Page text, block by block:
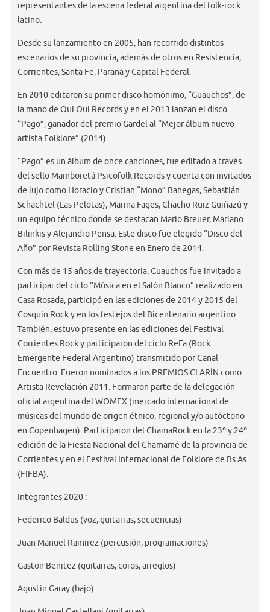
representantes de la escena federal argentina del folk-rock
latino.
Desde su lanzamiento en 2005, han recorrido distintos
escenarios de su provincia, además de otros en Resistencia,
Corrientes, Santa Fe, Paraná y Capital Federal.
En 2010 editaron su primer disco homónimo, “Guauchos”, de
la mano de Oui Oui Records y en el 2013 lanzan el disco
“Pago”, ganador del premio Gardel al “Mejor álbum nuevo
artista Folklore” (2014).
“Pago” es un álbum de once canciones, fue editado a través
del sello Mamboretá Psicofolk Records y cuenta con invitados
de lujo como Horacio y Cristian “Mono” Banegas, Sebastián
Schachtel (Las Pelotas), Marina Fages, Chacho Ruiz Guiñazú y
un equipo técnico donde se destacan Mario Breuer, Mariano
Bilinkis y Alejandro Pensa. Este disco fue elegido “Disco del
Año” por Revista Rolling Stone en Enero de 2014.
Con más de 15 años de trayectoria, Guauchos fue invitado a
participar del ciclo “Música en el Salón Blanco” realizado en
Casa Rosada, participó en las ediciones de 2014 y 2015 del
Cosquín Rock y en los festejos del Bicentenario argentino.
También, estuvo presente en las ediciones del Festival
Corrientes Rock y participaron del ciclo ReFa (Rock
Emergente Federal Argentino) transmitido por Canal
Encuentro. Fueron nominados a los PREMIOS CLARÍN como
Artista Revelación 2011. Formaron parte de la delegación
oficial argentina del WOMEX (mercado internacional de
músicas del mundo de origen étnico, regional y/o autóctono
en Copenhagen). Participaron del ChamaRock en la 23º y 24º
edición de la Fiesta Nacional del Chamamé de la provincia de
Corrientes y en el Festival Internacional de Folklore de Bs As
(FIFBA).
Integrantes 2020 :
Federico Baldus (voz, guitarras, secuencias)
Juan Manuel Ramírez (percusión, programaciones)
Gaston Benitez (guitarras, coros, arreglos)
Agustin Garay (bajo)